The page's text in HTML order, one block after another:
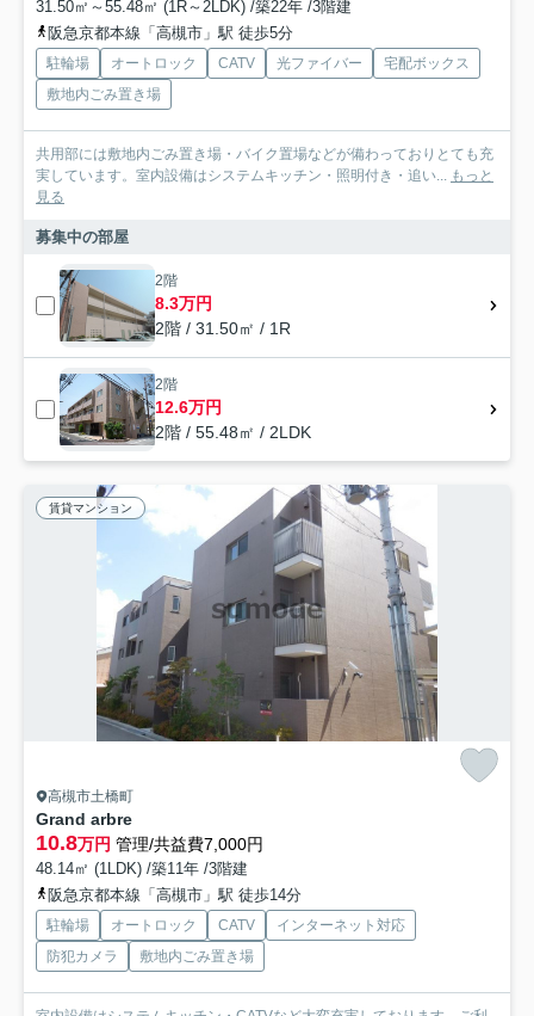
31.50㎡～55.48㎡ (1R～2LDK) /築22年 /3階建
阪急京都本線「高槻市」駅 徒歩5分
駐輪場 オートロック CATV 光ファイバー
宅配ボックス
敷地内ごみ置き場
共用部には敷地内ごみ置き場・バイク置場などが備わっておりとても充
実しています。室内設備はシステムキッチン・照明付き・追い... もっと
見る
募集中の部屋
2階
8.3万円
2階 / 31.50㎡ / 1R
2階
12.6万円
2階 / 55.48㎡ / 2LDK
賃貸マンション
高槻市土橋町
Grand arbre
10.8万円 管理/共益費7,000円
48.14㎡ (1LDK) /築11年 /3階建
阪急京都本線「高槻市」駅 徒歩14分
駐輪場 オートロック CATV
インターネット対応
防犯カメラ
敷地内ごみ置き場